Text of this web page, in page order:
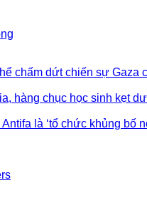
chấm dứt chiến sự Gaza
hàng chục học sinh kẹt
là ‘tổ chức khủng bố